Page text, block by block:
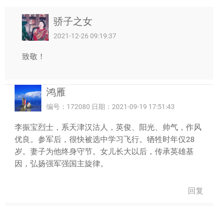
骄子之女
2021-12-26 09:19:37
致敬！
鸿雁
编号：172080 日期：2021-09-19 17:51:43
李振宝烈士，系天津汉沽人，英俊、阳光、帅气，作风
优良。参军后，很快被选中学习飞行。牺牲时年仅28
岁。妻子为他终身守节。女儿长大以后，传承英雄基
因，弘扬强军强国主旋律。
回复